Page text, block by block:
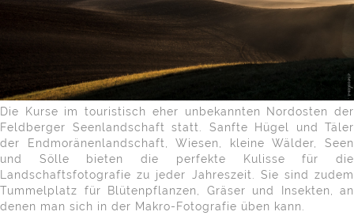
Die Kurse im touristisch eher unbekannten Nordosten der
Feldberger Seenlandschaft statt. Sanfte Hügel und Täler
der Endmoränenlandschaft, Wiesen, kleine Wälder, Seen
und Sölle bieten die perfekte Kulisse für die
Landschaftsfotografie zu jeder Jahreszeit. Sie sind zudem
Tummelplatz für Blütenpflanzen, Gräser und Insekten, an
denen man sich in der Makro-Fotografie üben kann.